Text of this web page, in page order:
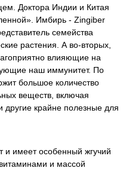
Доктора Индии и Китая
Имбирь - Zingiber
семейства
растения. А во-вторых,
влияющие на
наш иммунитет. По
большое количество
веществ, включая
крайне полезные для
и имеет особенный жгучий
и массой